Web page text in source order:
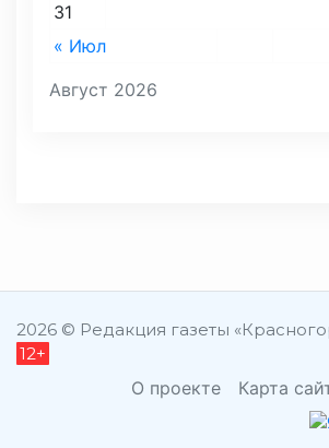
Август 2026
« Июл
31
2026 © Редакция газеты
12+
О проекте Карта